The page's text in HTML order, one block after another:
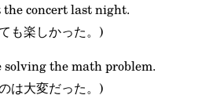
concert last night.
も楽しかった。)
solving the math problem.
は大変だった。)